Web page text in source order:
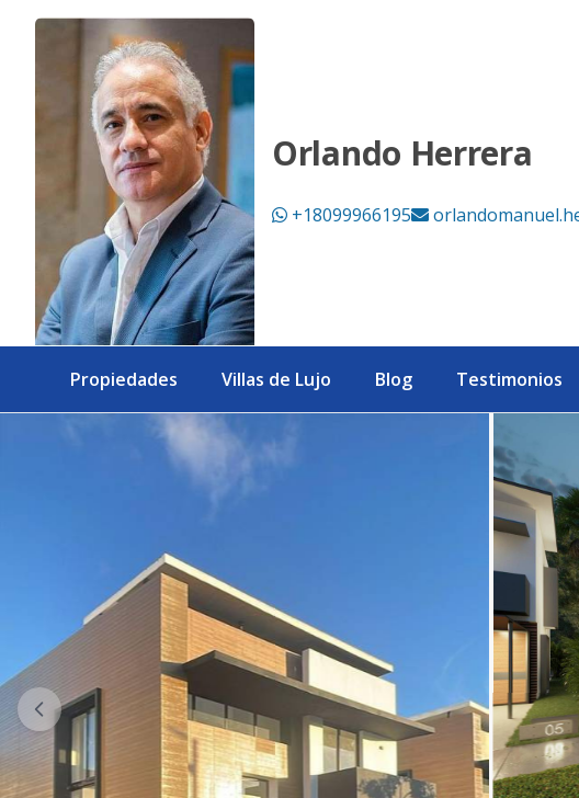
Orlando Herrera
+18099966195
Propiedades Villas de Lujo Blog Testimonios
Villa lista para vivir o invertir en Vista Cana - eXp Realty República